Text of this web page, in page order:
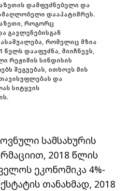
დამფუძნებელი და
დააპატიმრეს.
როგორც
გავლენებისგან
რომელიც მზია
წელს დააფუძნა, მიიჩნევს,
რეჟიმის სინდისის
შეგუებას, ითხოვს მის
და
სიტყვის
სამსახურის
2018 წლის
ეკონომიკა 4%-
თანახმად, 2018